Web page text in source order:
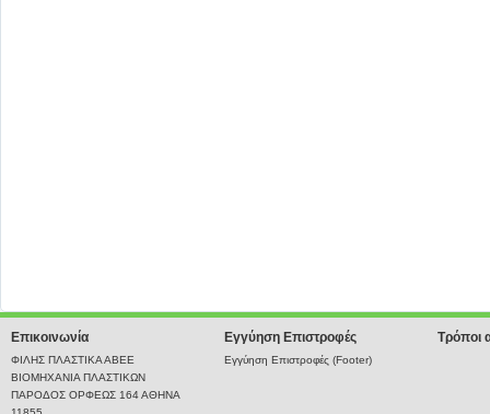
Επικοινωνία
ΦΙΛΗΣ ΠΛΑΣΤΙΚΑ ΑΒΕΕ
ΒΙΟΜΗΧΑΝΙΑ ΠΛΑΣΤΙΚΩΝ
ΠΑΡΟΔΟΣ ΟΡΦΕΩΣ 164 ΑΘΗΝΑ
Εγγύηση Επιστροφές
Εγγύηση Επιστροφές (Footer)
Τρόποι